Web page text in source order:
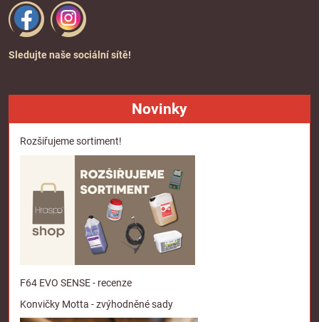
Sledujte naše sociální sítě!
Novinky
Rozšiřujeme sortiment!
F64 EVO SENSE - recenze
Konvičky Motta - zvýhodněné sady